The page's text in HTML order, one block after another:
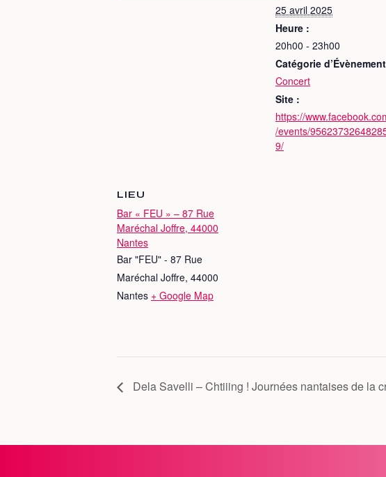
25 avril 2025
Heure :
20h00 - 23h00
Catégorie
Concert
Site :
https://
/events/
9/
LIEU
Bar « FEU » – 87 Rue
Maréchal Joffre, 44000
Nantes
Bar "FEU" - 87 Rue
Maréchal Joffre, 44000
Nantes + Google Map
Dela Savelli – Chtiiing ! Journées nantaises de la